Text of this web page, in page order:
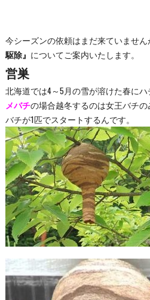
今シーズンの依頼はまだ来ていません
駆除』 についてご案内いたします。
営巣
北海道では4～5月の雪が溶けた春にハ
メバチの場合越冬するのは女王バチ
バチが1匹でスタートするんです。